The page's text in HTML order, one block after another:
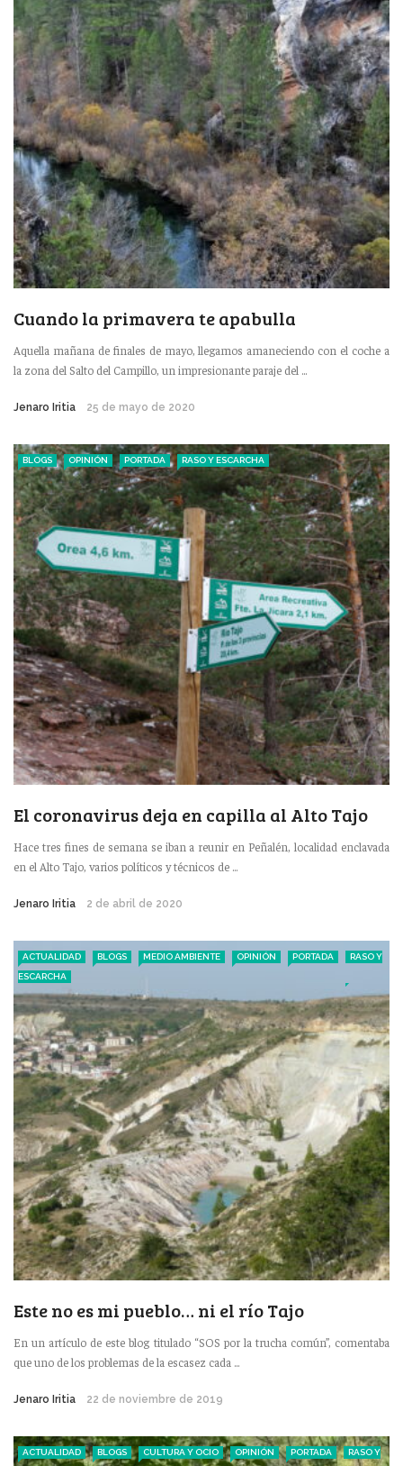
Cuando la primavera te apabulla
Aquella mañana de finales de mayo, llegamos amaneciendo con el coche a
la zona del Salto del Campillo, un impresionante paraje del ...
Jenaro Iritia 25 de mayo de 2020
BLOGS OPINIÓN PORTADA RASO Y ESCARCHA
El coronavirus deja en capilla al Alto Tajo
Hace tres fines de semana se iban a reunir en Peñalén, localidad enclavada
en el Alto Tajo, varios políticos y técnicos de ...
Jenaro Iritia 2 de abril de 2020
ACTUALIDAD BLOGS MEDIO AMBIENTE OPINIÓN PORTADA
RASO Y
ESCARCHA
Este no es mi pueblo… ni el río Tajo
En un artículo de este blog titulado “SOS por la trucha común”, comentaba
que uno de los problemas de la escasez cada ...
Jenaro Iritia 22 de noviembre de 2019
ACTUALIDAD BLOGS CULTURA Y OCIO OPINIÓN PORTADA
RASO Y